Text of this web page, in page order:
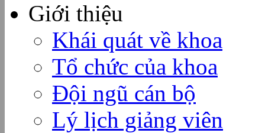
Giới thiệu
Khái quát về khoa
Tổ chức của khoa
Đội ngũ cán bộ
Lý lịch giảng viên